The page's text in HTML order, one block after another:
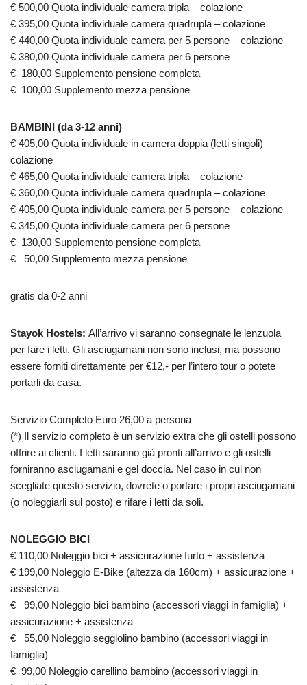
€ 500,00 Quota individuale camera tripla – colazione
€ 395,00 Quota individuale camera quadrupla – colazione
€ 440,00 Quota individuale camera per 5 persone – colazione
€ 380,00 Quota individuale camera per 6 persone
€ 180,00 Supplemento pensione completa
€ 100,00 Supplemento mezza pensione
BAMBINI (da 3-12 anni)
€ 405,00 Quota individuale in camera doppia (letti singoli) –
colazione
€ 465,00 Quota individuale camera tripla – colazione
€ 360,00 Quota individuale camera quadrupla – colazione
€ 405,00 Quota individuale camera per 5 persone – colazione
€ 345,00 Quota individuale camera per 6 persone
€ 130,00 Supplemento pensione completa
€ 50,00 Supplemento mezza pensione
gratis da 0-2 anni
Stayok Hostels: All’arrivo vi saranno consegnate le lenzuola
per fare i letti. Gli asciugamani non sono inclusi, ma possono
essere forniti direttamente per €12,- per l’intero tour o potete
portarli da casa.
Servizio Completo Euro 26,00 a persona
(*) Il servizio completo è un servizio extra che gli ostelli possono
offrire ai clienti. I letti saranno già pronti all’arrivo e gli ostelli
forniranno asciugamani e gel doccia. Nel caso in cui non
scegliate questo servizio, dovrete o portare i propri asciugamani
(o noleggiarli sul posto) e rifare i letti da soli.
NOLEGGIO BICI
€ 110,00 Noleggio bici + assicurazione furto + assistenza
€ 199,00 Noleggio E-Bike (altezza da 160cm) + assicurazione +
assistenza
€ 99,00 Noleggio bici bambino (accessori viaggi in famiglia) +
assicurazione + assistenza
€ 55,00 Noleggio seggiolino bambino (accessori viaggi in
famiglia)
€ 99,00 Noleggio carellino bambino (accessori viaggi in